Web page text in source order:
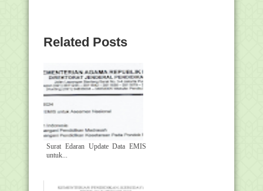
Related Posts
Surat Edaran Update Data EMIS
untuk...